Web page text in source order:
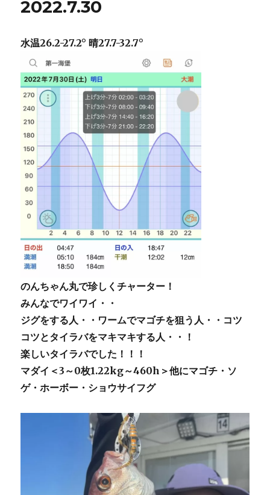
2022.7.31
2022.7.30
水温26.2-27.2° 晴27.7-32.7°
のんちゃん丸で珍しくチャーター！
みんなでワイワイ・・
ジグをする人・・ワームでマゴチを狙う人・・コツ
コツとタイラバをマキマキする人・・！
楽しいタイラバでした！！！
マダイ＜3～0枚1.22kg～460h＞他にマゴチ・ソ
ゲ・ホーボー・ショウサイフグ